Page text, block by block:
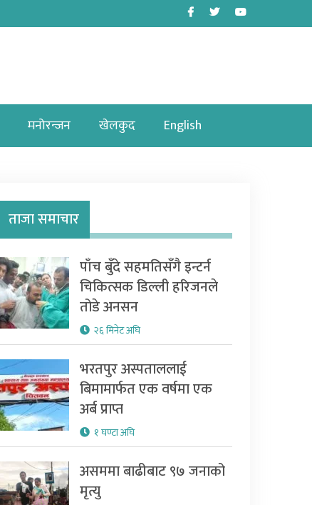
Facebook
TwitterYoutube
मनोरन्जन खेलकुद English
ताजा समाचार
पाँच बुँदे सहमतिसँगै इन्टर्न
चिकित्सक डिल्ली हरिजनले
तोडे अनसन
२६ मिनेट अघि
भरतपुर अस्पताललाई
बिमामार्फत एक वर्षमा एक
अर्ब प्राप्त
१ घण्टा अघि
असममा बाढीबाट ९७ जनाको
मृत्यु